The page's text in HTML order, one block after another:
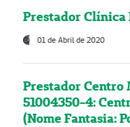
Prestador Clínica
01 de Abril de 2020
Prestador Centro
51004350-4:
(Nome Fantasia: